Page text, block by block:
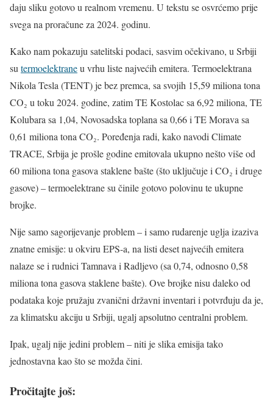
daju sliku gotovo u realnom vremenu. U tekstu se osvrćemo prije
svega na proračune za 2024. godinu.
Kako nam pokazuju satelitski podaci, sasvim očekivano, u Srbiji
sutermoelektraneu vrhu liste najvećih emitera. Termoelektrana
Nikola Tesla (TENT) je bez premca, sa svojih 15,59 miliona tona
CO₂ u toku 2024. godine, zatim TE Kostolac sa 6,92 miliona, TE
Kolubara sa 1,04, Novosadska toplana sa 0,66 i TE Morava sa
0,61 miliona tona CO₂. Poređenja radi, kako navodi Climate
TRACE, Srbija je prošle godine emitovala ukupno nešto više od
60 miliona tona gasova staklene bašte (što uključuje i CO₂ i druge
gasove) – termoelektrane su činile gotovo polovinu te ukupne
brojke.
Nije samo sagorijevanje problem – i samo rudarenje uglja izaziva
znatne emisije: u okviru EPS-a, na listi deset najvećih emitera
nalaze se i rudnici Tamnava i Radljevo (sa 0,74, odnosno 0,58
miliona tona gasova staklene bašte). Ove brojke nisu daleko od
podataka koje pružaju zvanični državni inventari i potvrđuju da je,
za klimatsku akciju u Srbiji, ugalj apsolutno centralni problem.
Ipak, ugalj nije jedini problem – niti je slika emisija tako
jednostavna kao što se možda čini.
Pročitajte još: